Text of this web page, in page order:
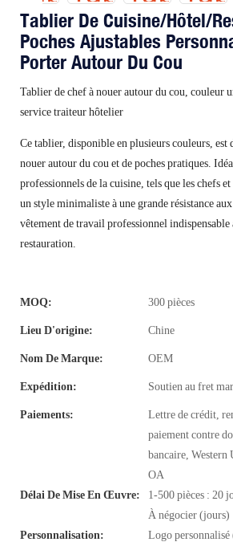
Tablier De Cuisine/hôtel/
Poches Ajustables
Porter Autour Du Cou
Tablier de chef à nouer autour du cou, couleur
service traiteur hôtelier
Ce tablier, disponible en plusieurs couleurs, est
nouer autour du cou et de poches pratiques.
professionnels de la cuisine, tels que les chefs
un style minimaliste à une grande résistance
vêtement de travail professionnel indispensable
restauration.
MOQ: 300 pièces
Lieu D'origine: Chine
Nom De Marque: OEM
Expédition: Soutien au fret
Paiements:
Lettre de crédit,
paiement contre
bancaire, Western
OA
Délai De Mise En Œuvre:
1-500 pièces : 20
À négocier (jours)
Personnalisation:
Logo